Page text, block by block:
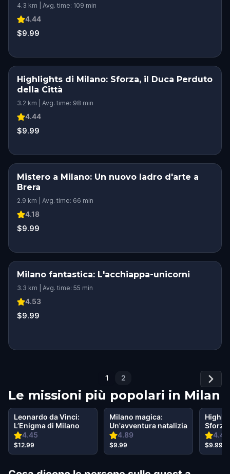
4.3 km | Avg. time: 109 min
4.44
$9.99
Highlights di Milano: Sforza, il Duca Perduto
della Città
3.2 km | Avg. time: 98 min
4.44
$9.99
Mistero a Milano: Un nuovo ladro d'arte a
Brera
2.9 km | Avg. time: 66 min
4.18
$9.99
Milano fantastica: L'acchiappa-unicorni
3.3 km | Avg. time: 55 min
4.53
$9.99
1 2
Le missioni più popolari in Milan
4.45
Leonardo da Vinci:
L’Enigma di Milano
$12.99
4.89
Milano magica:
Un'avventura natalizia
$9.99
4.44
$9.99